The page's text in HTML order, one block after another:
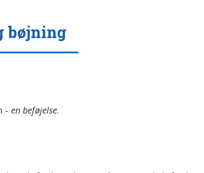
bøjning
-en beføjelse.